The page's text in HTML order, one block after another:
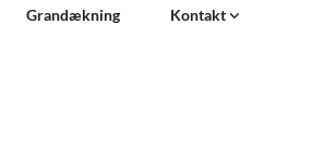
Grandækning Kontakt